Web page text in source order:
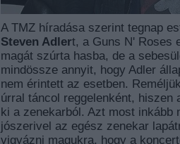
A TMZ híradása szerint tegnap
Steven Adlert, a Guns N' Roses
magát szúrta hasba, de a
mindössze annyit, hogy Adler
nem érintett az esetben.
úrral táncol reggelenként, hiszen
ki a zenekarból. Azt most inkább
jószerivel az egész zenekar
vigyázni magukra, hogy a